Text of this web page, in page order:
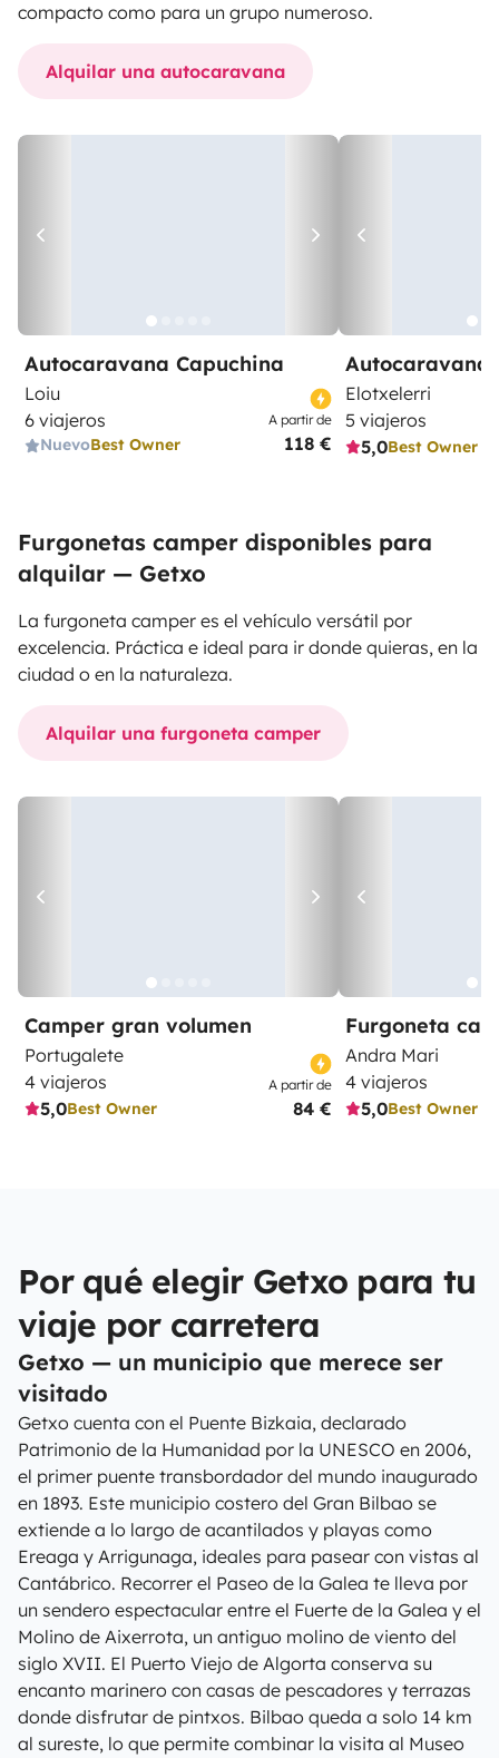
compacto como para un grupo numeroso.
Alquilar una autocaravana
Autocaravana Capuchina
Loiu
6 viajeros
NuevoBest Owner
A partir de
118 €
Autocaravana
Elotxelerri
5 viajeros
5,0Best Owner
Furgonetas camper disponibles para
alquilar — Getxo
La furgoneta camper es el vehículo versátil por
excelencia. Práctica e ideal para ir donde quieras, en la
ciudad o en la naturaleza.
Alquilar una furgoneta camper
Camper gran volumen
Portugalete
4 viajeros
5,0Best Owner
A partir de
84 €
Furgoneta
Andra Mari
4 viajeros
5,0Best Owner
Por qué elegir Getxo para tu
viaje por carretera
Getxo — un municipio que merece ser
visitado
Getxo cuenta con el Puente Bizkaia, declarado
Patrimonio de la Humanidad por la UNESCO en 2006,
el primer puente transbordador del mundo inaugurado
en 1893. Este municipio costero del Gran Bilbao se
extiende a lo largo de acantilados y playas como
Ereaga y Arrigunaga, ideales para pasear con vistas al
Cantábrico. Recorrer el Paseo de la Galea te lleva por
un sendero espectacular entre el Fuerte de la Galea y el
Molino de Aixerrota, un antiguo molino de viento del
siglo XVII. El Puerto Viejo de Algorta conserva su
encanto marinero con casas de pescadores y terrazas
donde disfrutar de pintxos. Bilbao queda a solo 14 km
al sureste, lo que permite combinar la visita al Museo